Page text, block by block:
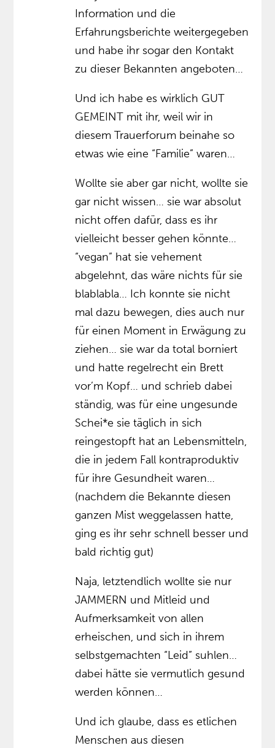
Information und die
Erfahrungsberichte weitergegeben
und habe ihr sogar den Kontakt
zu dieser Bekannten angeboten…
Und ich habe es wirklich GUT
GEMEINT mit ihr, weil wir in
diesem Trauerforum beinahe so
etwas wie eine “Familie” waren…
Wollte sie aber gar nicht, wollte sie
gar nicht wissen… sie war absolut
nicht offen dafür, dass es ihr
vielleicht besser gehen könnte…
“vegan” hat sie vehement
abgelehnt, das wäre nichts für sie
blablabla… Ich konnte sie nicht
mal dazu bewegen, dies auch nur
für einen Moment in Erwägung zu
ziehen… sie war da total borniert
und hatte regelrecht ein Brett
vor’m Kopf… und schrieb dabei
ständig, was für eine ungesunde
Schei*e sie täglich in sich
reingestopft hat an Lebensmitteln,
die in jedem Fall kontraproduktiv
für ihre Gesundheit waren…
(nachdem die Bekannte diesen
ganzen Mist weggelassen hatte,
ging es ihr sehr schnell besser und
bald richtig gut)
Naja, letztendlich wollte sie nur
JAMMERN und Mitleid und
Aufmerksamkeit von allen
erheischen, und sich in ihrem
selbstgemachten “Leid” suhlen…
dabei hätte sie vermutlich gesund
werden können…
Und ich glaube, dass es etlichen
Menschen aus diesen